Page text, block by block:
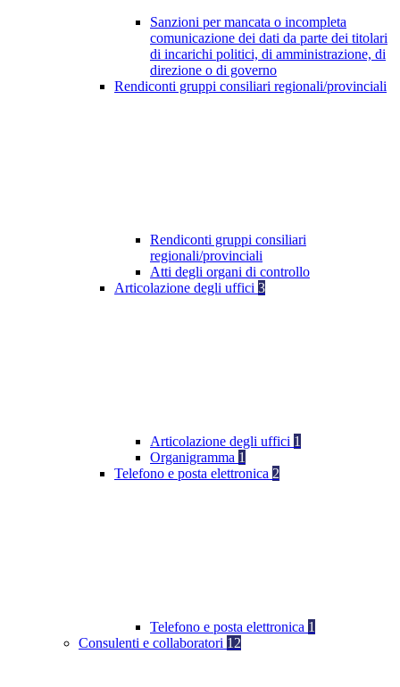
Sanzioni per mancata o incompleta
comunicazione dei dati da parte dei titolari
di incarichi politici, di amministrazione, di
direzione o di governo
Rendiconti gruppi consiliari regionali/provinciali
Rendiconti gruppi consiliari
regionali/provinciali
Atti degli organi di controllo
Articolazione degli uffici 3
Articolazione degli uffici 1
Organigramma 1
Telefono e posta elettronica 2
Telefono e posta elettronica 1
Consulenti e collaboratori 12